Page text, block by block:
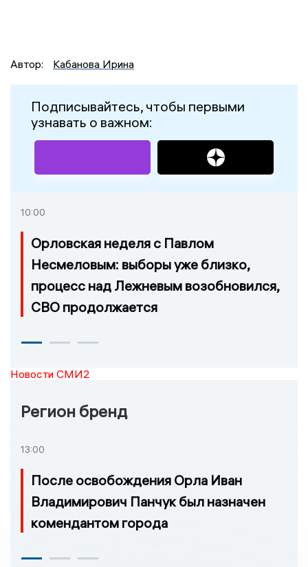
Автор: Кабанова Ирина
Подписывайтесь, чтобы первыми
узнавать о важном:
10:00
Орловская неделя с Павлом
Несмеловым: выборы уже близко,
процесс над Лежневым возобновился,
СВО продолжается
Новости СМИ2
Регион бренд
13:00
После освобождения Орла Иван
Владимирович Панчук был назначен
комендантом города